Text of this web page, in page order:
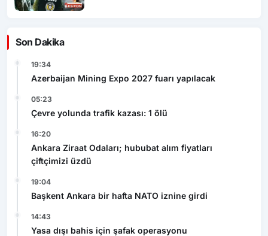
Son Dakika
19:34
Azerbaijan Mining Expo 2027 fuarı yapılacak
05:23
Çevre yolunda trafik kazası: 1 ölü
16:20
Ankara Ziraat Odaları; hububat alım fiyatları
çiftçimizi üzdü
19:04
Başkent Ankara bir hafta NATO iznine girdi
14:43
Yasa dışı bahis için şafak operasyonu